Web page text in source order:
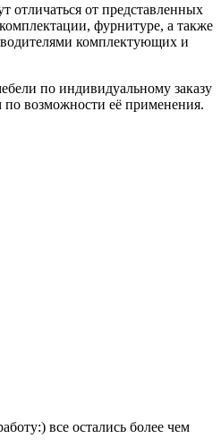
отличаться от представленных
фурнитуре, а также
комплектующих и
по индивидуальному заказу
по возможности её применения.
все остались более чем